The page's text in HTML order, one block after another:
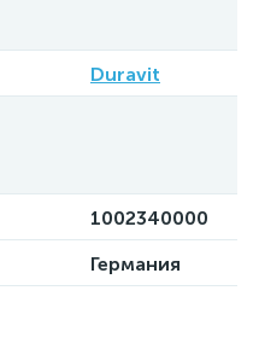
Duravit
1002340000
Германия